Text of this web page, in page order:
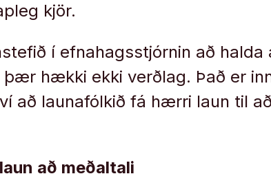
kjör.
í efnahagsstjórnin að halda
hækki ekki verðlag. Það er
að launafólkið fá hærri laun til
að meðaltali